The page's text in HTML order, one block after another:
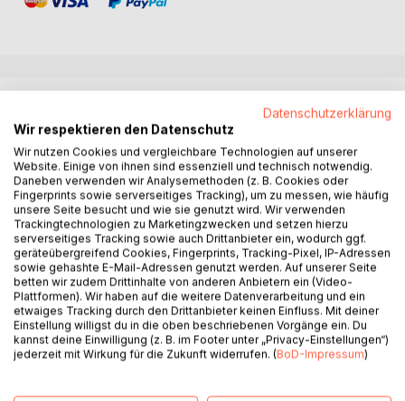
Verfolgen Sie die Reise der Heldin durch eine Welt voller
merkwürdiger Kreaturen und unentdeckter Länder,
während sie ihren Platz in einer Gesellschaft sucht, die ihre
Intelligenz und ihre Fähigkeiten unterschätzt. Mit ihrem
starken Willen und ihrem unerschütterlichen Glauben an
sich selbst stellt sie sich den Herausforderungen, die ihr in
den Weg gestellt werden und erkundet die Grenzen von
Wissenschaft und Fantasie. Sie entdeckt dabei eine Welt
voller Wunder und Geheimnisse, die sie dazu inspiriert, ihr
Schicksal selbst in die Hand zu nehmen.
"Die funkelnde Welt (engl. The Blazing World)" ist ein
Meisterwerk früher feministischer Literatur und ein Muss
Datenschutzerklärung
Wir respektieren den Datenschutz
Wir nutzen Cookies und vergleichbare Technologien auf unserer
Website. Einige von ihnen sind essenziell und technisch notwendig.
Daneben verwenden wir Analysemethoden (z. B. Cookies oder
Fingerprints sowie serverseitiges Tracking), um zu messen, wie häufig
unsere Seite besucht und wie sie genutzt wird. Wir verwenden
Trackingtechnologien zu Marketingzwecken und setzen hierzu
serverseitiges Tracking sowie auch Drittanbieter ein, wodurch ggf.
geräteübergreifend Cookies, Fingerprints, Tracking-Pixel, IP-Adressen
sowie gehashte E-Mail-Adressen genutzt werden. Auf unserer Seite
betten wir zudem Drittinhalte von anderen Anbietern ein (Video-
Plattformen). Wir haben auf die weitere Datenverarbeitung und ein
etwaiges Tracking durch den Drittanbieter keinen Einfluss. Mit deiner
Einstellung willigst du in die oben beschriebenen Vorgänge ein. Du
kannst deine Einwilligung (z. B. im Footer unter „Privacy-Einstellungen“)
jederzeit mit Wirkung für die Zukunft widerrufen. (BoD-Impressum)